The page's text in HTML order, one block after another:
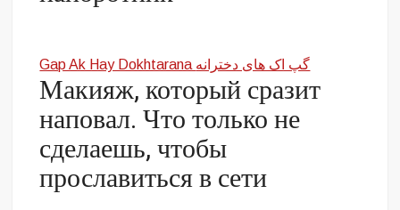
Gap Ak Hay Dokhtarana گپ اک های دخترانه
Макияж, который сразит
наповал. Что только не
сделаешь, чтобы
прославиться в сети